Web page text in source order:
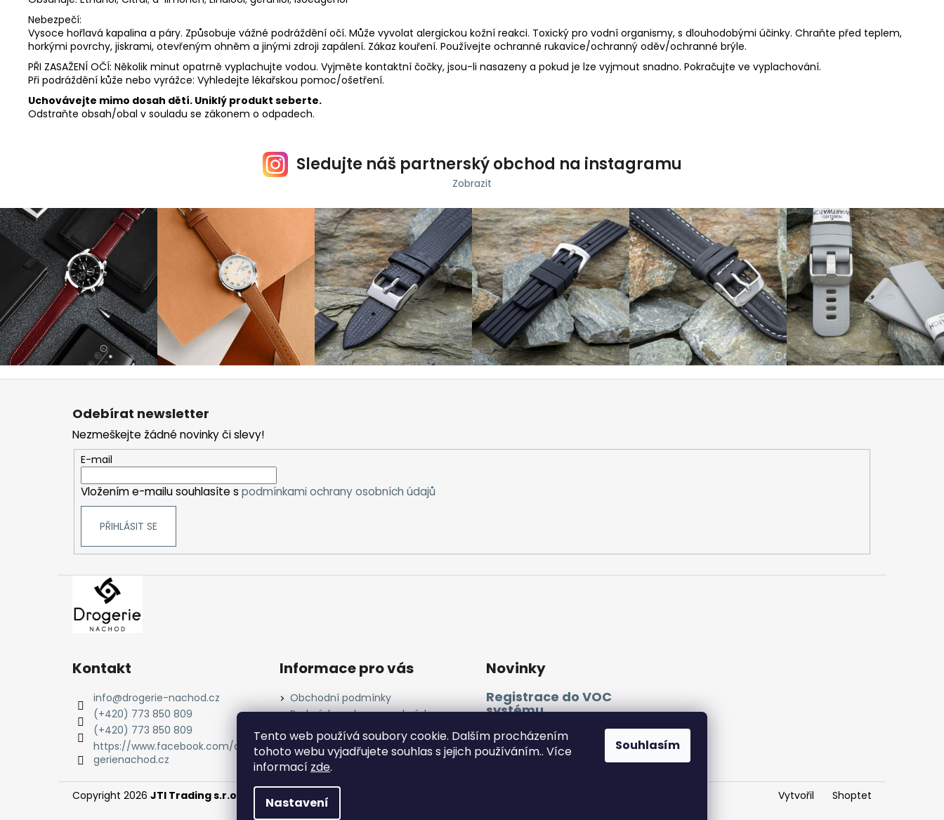
Tento web používá soubory cookie. Dalším procházením
tohoto webu vyjadřujete souhlas s jejich používáním.. Více
informací zde.
Nastavení
Souhlasím
Nebezpečí:
Vysoce hořlavá kapalina a páry. Způsobuje vážné podráždění očí. Může vyvolat alergickou kožní reakci. Toxický pro vodní organismy, s dlouhodobými účinky. Chraňte před teplem,
horkými povrchy, jiskrami, otevřeným ohněm a jinými zdroji zapálení. Zákaz kouření. Používejte ochranné rukavice/ochranný oděv/ochranné brýle.
PŘI ZASAŽENÍ OČÍ: Několik minut opatrně vyplachujte vodou. Vyjměte kontaktní čočky, jsou-li nasazeny a pokud je lze vyjmout snadno. Pokračujte ve vyplachování.
Při podráždění kůže nebo vyrážce: Vyhledejte lékařskou pomoc/ošetření.
Uchovávejte mimo dosah dětí. Uniklý produkt seberte.
Odstraňte obsah/obal v souladu se zákonem o odpadech.
Sledujte náš partnerský obchod na instagramu
Zobrazit
Z
Odebírat newsletter
Nezmeškejte žádné novinky či slevy!
E-mail
Vložením e-mailu souhlasíte s podmínkami ochrany osobních údajů
PŘIHLÁSIT SE
Kontakt
info@drogerie-nachod.cz
(+420) 773 850 809
(+420) 773 850 809
https://www.facebook.com/dro
gerienachod.cz
Informace pro vás
Obchodní podmínky
Podmínky ochrany osobních
Cookies a GA
Novinky
Registrace do VOC
systému
11.4.2025
Vytvořil Shoptet
Copyright 2026 JTI Trading s.r.o. . Všechna práva vyhrazena.